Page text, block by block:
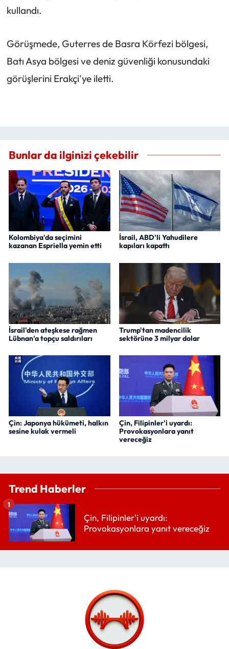
kullandı.
Görüşmede, Guterres de Basra Körfezi bölgesi,
Batı Asya bölgesi ve deniz güvenliği konusundaki
görüşlerini Erakçi'ye iletti.
Bunlar da ilginizi çekebilir
Kolombiya'da seçimini
kazanan Espriella yemin etti
İsrail, ABD'li Yahudilere
kapıları kapattı
İsrail'den ateşkese rağmen
Lübnan'a topçu saldırıları
Trump'tan madencilik
sektörüne 3 milyar dolar
Çin: Japonya hükümeti, halkın
sesine kulak vermeli
Çin, Filipinler'i uyardı:
Provokasyonlara yanıt
vereceğiz
Trend Haberler
Çin, Filipinler'i uyardı:
Provokasyonlara yanıt vereceğiz
1